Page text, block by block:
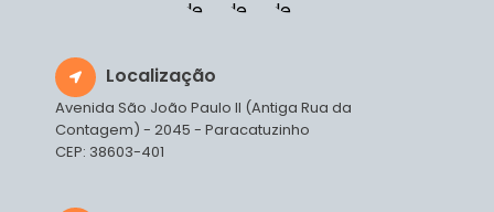
Localização
Avenida São João Paulo II (Antiga Rua da
Contagem) - 2045 - Paracatuzinho
CEP: 38603-401